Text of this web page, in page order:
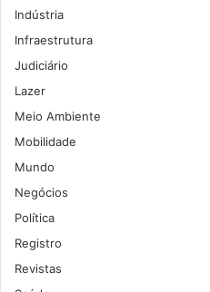
Indústria
Infraestrutura
Judiciário
Lazer
Meio Ambiente
Mobilidade
Mundo
Negócios
Política
Registro
Revistas